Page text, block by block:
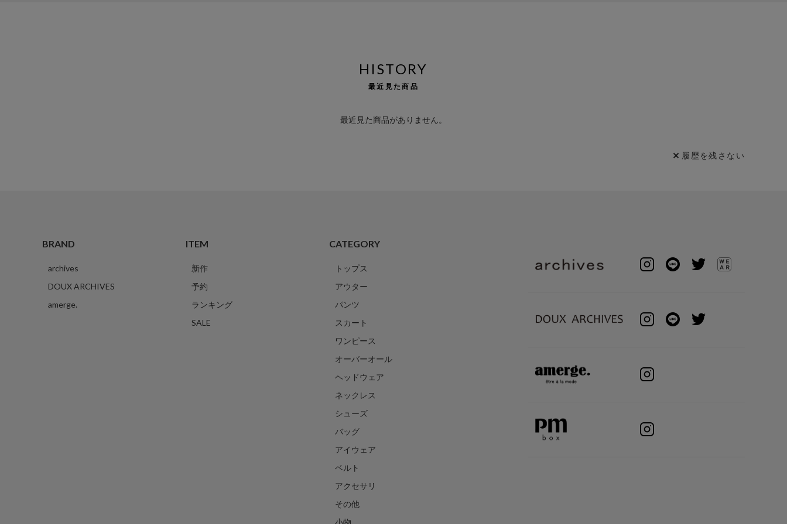
HISTORY
最近見た商品
最近見た商品がありません。
履歴を残さない
BRAND
archives
DOUX ARCHIVES
amerge.
ITEM
新作
予約
ランキング
SALE
CATEGORY
トップス
アウター
パンツ
スカート
ワンピース
オーバーオール
ヘッドウェア
ネックレス
シューズ
バッグ
アイウェア
ベルト
アクセサリ
その他
小物